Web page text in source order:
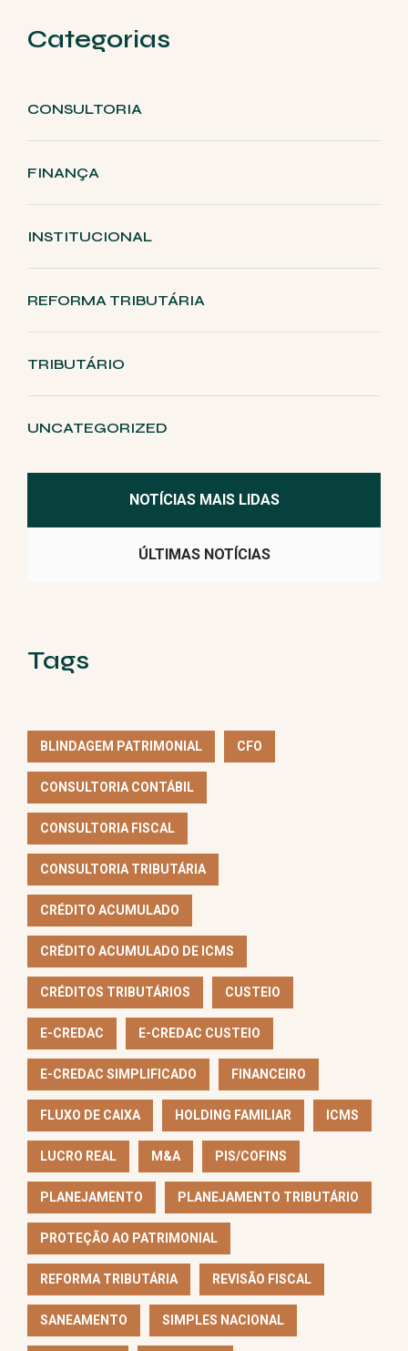
Categorias
CONSULTORIA
FINANÇA
INSTITUCIONAL
REFORMA TRIBUTÁRIA
TRIBUTÁRIO
UNCATEGORIZED
NOTÍCIAS MAIS LIDAS
ÚLTIMAS NOTÍCIAS
Tags
BLINDAGEM PATRIMONIAL CFO
CONSULTORIA CONTÁBIL
CONSULTORIA FISCAL
CONSULTORIA TRIBUTÁRIA
CRÉDITO ACUMULADO
CRÉDITO ACUMULADO DE ICMS
CRÉDITOS TRIBUTÁRIOS CUSTEIO
E-CREDAC E-CREDAC CUSTEIO
E-CREDAC SIMPLIFICADO FINANCEIRO
FLUXO DE CAIXA HOLDING FAMILIAR ICMS
LUCRO REAL M&A PIS/COFINS
PLANEJAMENTO PLANEJAMENTO TRIBUTÁRIO
PROTEÇÃO AO PATRIMONIAL
REFORMA TRIBUTÁRIA REVISÃO FISCAL
SANEAMENTO SIMPLES NACIONAL